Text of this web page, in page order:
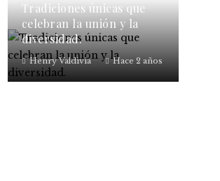
Tradiciones únicas que
celebran la unión y la
diversidad.
Henry Valdivia Hace 2 años